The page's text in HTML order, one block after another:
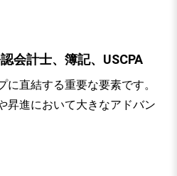
会計士、簿記、USCPA
直結する重要な要素です。
昇進において大きなアドバン